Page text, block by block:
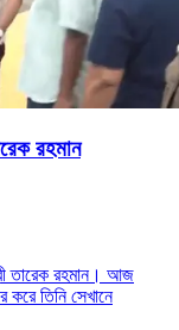
রহমান
তারেক রহমান। আজ
করে তিনি সেখানে